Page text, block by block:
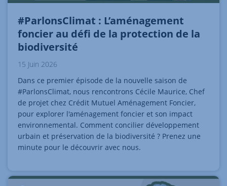
#ParlonsClimat : L’aménagement
foncier au défi de la protection de la
biodiversité
15 Juin 2026
Dans ce premier épisode de la nouvelle saison de
#ParlonsClimat, nous rencontrons Cécile Maurice, Chef
de projet chez Crédit Mutuel Aménagement Foncier,
pour explorer l'aménagement foncier et son impact
environnemental. Comment concilier développement
urbain et préservation de la biodiversité ? Prenez une
minute pour le découvrir avec nous.